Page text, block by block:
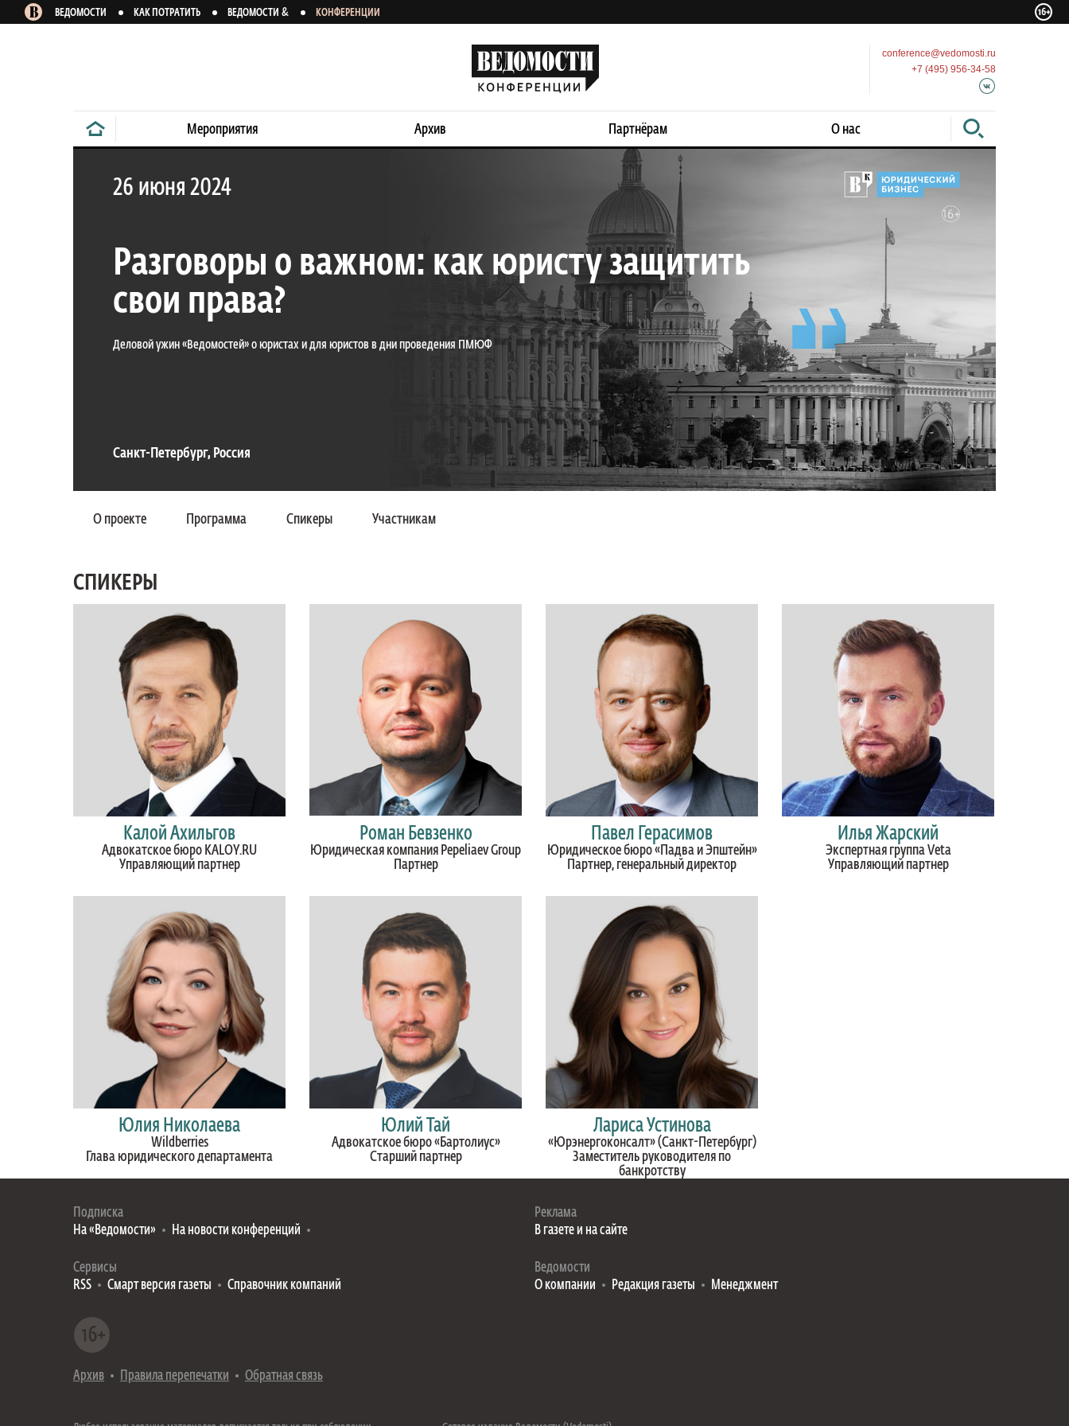
ВЕДОМОСТИ КАК ПОТРАТИТЬ ВЕДОМОСТИ & КОНФЕРЕНЦИИ
conference@vedomosti.ru
+7 (495) 956-34-58
Мероприятия Архив Партнёрам О нас
26 июня 2024
Разговоры о важном: как юристу защитить
свои права?
Деловой ужин «Ведомостей» о юристах и для юристов в дни проведения ПМЮФ
Санкт-Петербург, Россия
О проекте Программа Спикеры Участникам
СПИКЕРЫ
Калой Ахильгов
Адвокатское бюро KALOY.RU
Управляющий партнер
Роман Бевзенко
Юридическая компания Pepeliaev Group
Партнер
Павел Герасимов
Юридическое бюро «Падва и Эпштейн»
Партнер, генеральный директор
Илья Жарский
Экспертная группа Veta
Управляющий партнер
Юлия Николаева
Wildberries
Глава юридического департамента
Юлий Тай
Адвокатское бюро «Бартолиус»
Старший партнер
Лариса Устинова
«Юрэнергоконсалт» (Санкт-Петербург)
Заместитель руководителя по
банкротству
Подписка
На «Ведомости»
На новости конференций
Сервисы
RSS
Смарт версия газеты Справочник компаний
Реклама
В газете и на сайте
Ведомости
О компании
Редакция газеты Менеджмент
Архив Правила перепечатки Обратная связь